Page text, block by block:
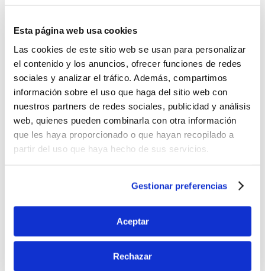
Esta página web usa cookies
Las cookies de este sitio web se usan para personalizar
el contenido y los anuncios, ofrecer funciones de redes
sociales y analizar el tráfico. Además, compartimos
información sobre el uso que haga del sitio web con
nuestros partners de redes sociales, publicidad y análisis
web, quienes pueden combinarla con otra información
que les haya proporcionado o que hayan recopilado a
partir del uso que haya hecho de sus servicios.
Gestionar preferencias
Aceptar
Rechazar
FARMACIA BRICEÑO GONZALEZ, PALOMA
C. REAL DE MALAGA, 72